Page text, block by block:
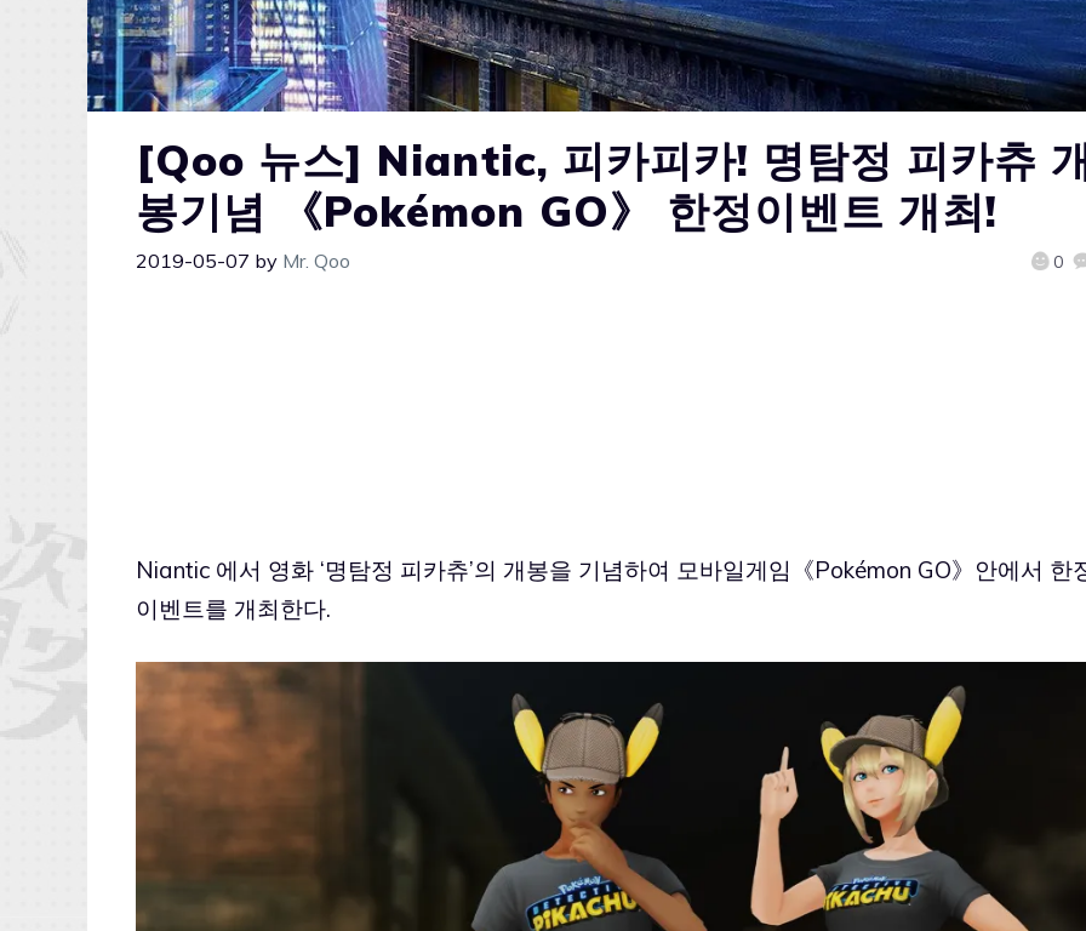
[Qoo 뉴스] Niantic, 피카피카! 명탐정 피카츄
봉기념 《Pokémon GO》 한정이벤트 개최!
2019-05-07 by Mr. Qoo 0
Niantic 에서 영화 ‘명탐정 피카츄’의 개봉을 기념하여 모바일게임《Pokémon GO》안에서 한
이벤트를 개최한다.